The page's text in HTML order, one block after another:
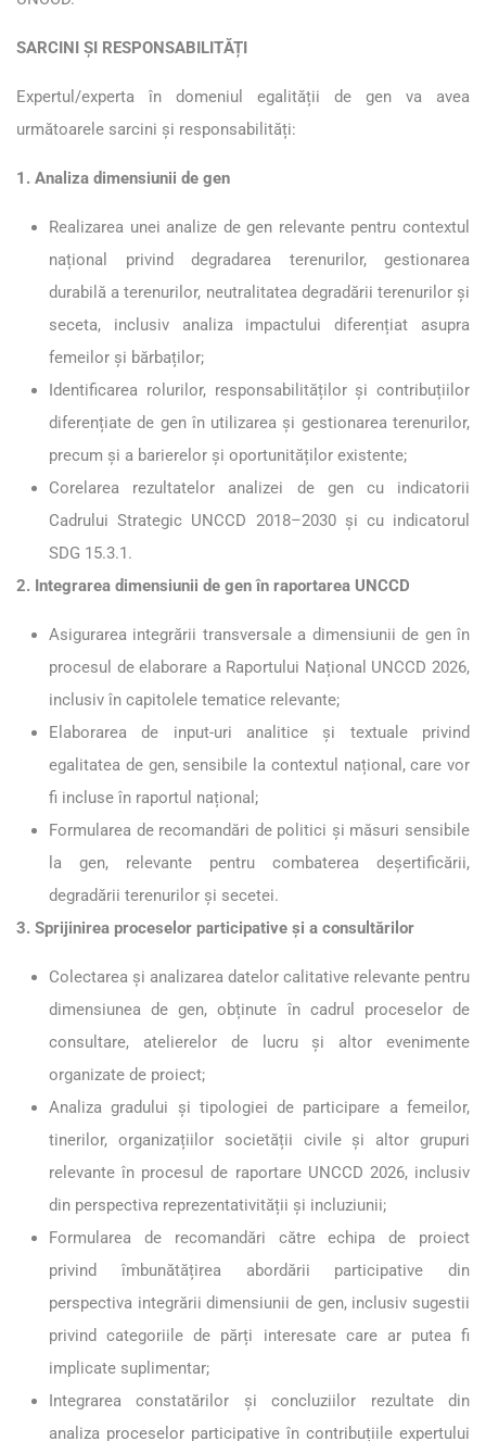
SARCINI ȘI RESPONSABILITĂȚI
Expertul/experta în domeniul egalității de gen va avea
următoarele sarcini și responsabilități:
1. Analiza dimensiunii de gen
Realizarea unei analize de gen relevante pentru contextul
național privind degradarea terenurilor, gestionarea
durabilă a terenurilor, neutralitatea degradării terenurilor și
seceta, inclusiv analiza impactului diferențiat asupra
femeilor și bărbaților;
Identificarea rolurilor, responsabilităților și contribuțiilor
diferențiate de gen în utilizarea și gestionarea terenurilor,
precum și a barierelor și oportunităților existente;
Corelarea rezultatelor analizei de gen cu indicatorii
Cadrului Strategic UNCCD 2018–2030 și cu indicatorul
SDG 15.3.1.
2. Integrarea dimensiunii de gen în raportarea UNCCD
Asigurarea integrării transversale a dimensiunii de gen în
procesul de elaborare a Raportului Național UNCCD 2026,
inclusiv în capitolele tematice relevante;
Elaborarea de input-uri analitice și textuale privind
egalitatea de gen, sensibile la contextul național, care vor
fi incluse în raportul național;
Formularea de recomandări de politici și măsuri sensibile
la gen, relevante pentru combaterea deșertificării,
degradării terenurilor și secetei.
3. Sprijinirea proceselor participative și a consultărilor
Colectarea și analizarea datelor calitative relevante pentru
dimensiunea de gen, obținute în cadrul proceselor de
consultare, atelierelor de lucru și altor evenimente
organizate de proiect;
Analiza gradului și tipologiei de participare a femeilor,
tinerilor, organizațiilor societății civile și altor grupuri
relevante în procesul de raportare UNCCD 2026, inclusiv
din perspectiva reprezentativității și incluziunii;
Formularea de recomandări către echipa de proiect
privind îmbunătățirea abordării participative din
perspectiva integrării dimensiunii de gen, inclusiv sugestii
privind categoriile de părți interesate care ar putea fi
implicate suplimentar;
Integrarea constatărilor și concluziilor rezultate din
analiza proceselor participative în contribuțiile expertului